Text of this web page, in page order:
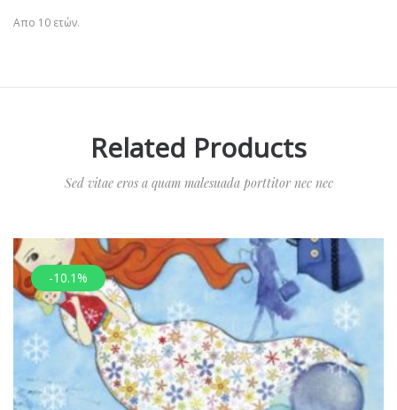
Απο 10 ετών.
Related Products
Sed vitae eros a quam malesuada porttitor nec nec
-10.1%